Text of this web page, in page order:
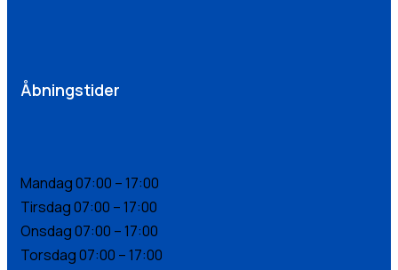
Åbningstider
Mandag 07:00 – 17:00
Tirsdag 07:00 – 17:00
Onsdag 07:00 – 17:00
Torsdag 07:00 – 17:00